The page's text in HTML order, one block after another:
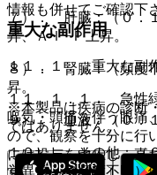
７）． 肝臓：（０．
昇、Ａｌ−Ｐ上昇。
８）． 腎臓：（頻度
昇。
９）． 血液：（０．
１０）． その他：（
覚異常、（頻度不明）
重大な副作用
１１．１． 重大な副
１１．１．１． 急性
嘔気・頭痛を伴う眼痛
ので、観察を十分に行
には投与を中止し、直
情報も併せてご確認下
※本製品は疾病の診断
ではありません。